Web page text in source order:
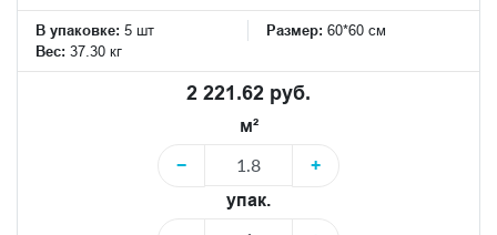
В упаковке: 5 шт Размер: 60*60 см
Вес: 37.30 кг
2 221.62 руб.
м²
−
+
упак.